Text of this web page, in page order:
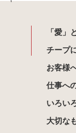
「愛」
チープ
お客様
仕事へ
いろい
大切な